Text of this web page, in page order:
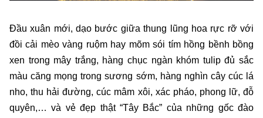
Đầu xuân mới, dạo bước giữa thung lũng hoa rực rỡ với
đồi cải mèo vàng ruộm hay mõm sói tím hồng bềnh bồng
xen trong mây trắng, hàng chục ngàn khóm tulip đủ sắc
màu căng mọng trong sương sớm, hàng nghìn cây cúc lá
nho, thu hải đường, cúc mâm xôi, xác pháo, phong lữ, đỗ
quyên,… và vẻ đẹp thật “Tây Bắc” của những gốc đào